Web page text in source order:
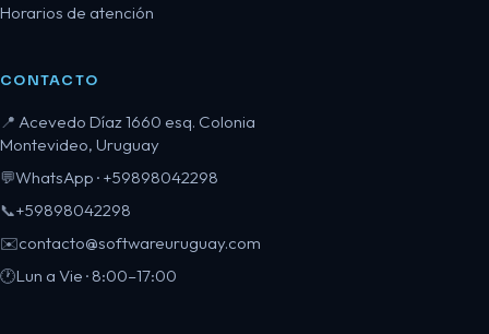
Horarios de atención
CONTACTO
📍 Acevedo Díaz 1660 esq. Colonia
Montevideo, Uruguay
💬WhatsApp · +59898042298
📞+59898042298
✉️contacto@softwareuruguay.com
🕐Lun a Vie · 8:00–17:00